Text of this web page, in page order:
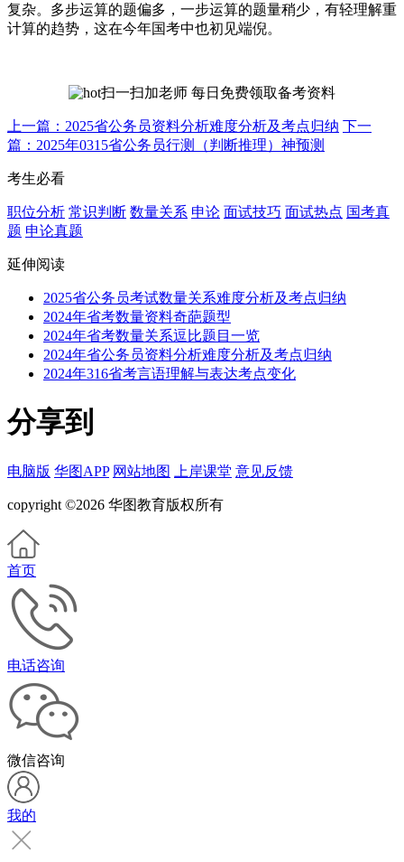
复杂。多步运算的题偏多，一步运算的题量稍少，有轻理解重
计算的趋势，这在今年国考中也初见端倪。
扫一扫加老师 每日免费领取备考资料
上一篇：2025省公务员资料分析难度分析及考点归纳 下一
篇：2025年0315省公务员行测（判断推理）神预测
考生必看
职位分析 常识判断 数量关系 申论 面试技巧 面试热点 国考真
题 申论真题
延伸阅读
2025省公务员考试数量关系难度分析及考点归纳
2024年省考数量资料奇葩题型
2024年省考数量关系逗比题目一览
2024年省公务员资料分析难度分析及考点归纳
2024年316省考言语理解与表达考点变化
分享到
电脑版 华图APP 网站地图 上岸课堂 意见反馈
copyright ©2026 华图教育版权所有
首页
电话咨询
微信咨询
我的